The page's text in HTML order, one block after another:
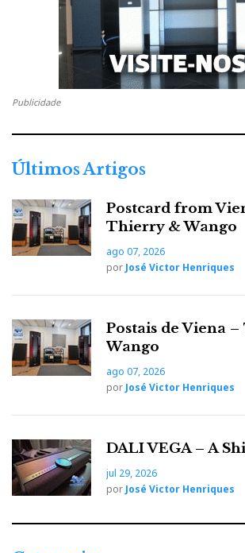
Publicidade
Últimos Artigos
Postcard from
Thierry & Wango
ago 07, 2026
por José Victor Henriques
Postais de Viena
Wango
ago 07, 2026
por José Victor Henriques
DALI VEGA – A
jul 29, 2026
por José Victor Henriques